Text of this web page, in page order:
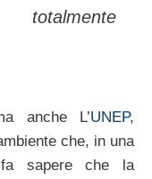
anche L’UNEP,
che, in una
sapere che la